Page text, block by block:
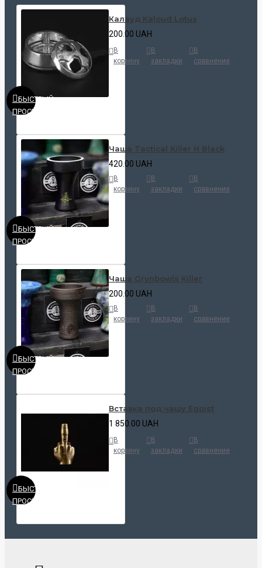
БЫСТРЫЙ
ПРОСМОТР
Калауд Kaloud Lotus
200.00 UAH
В
корзину
В
закладки
В
сравнение
БЫСТРЫЙ
ПРОСМОТР
Чаша Tactical Killer H Black
420.00 UAH
В
корзину
В
закладки
В
сравнение
БЫСТРЫЙ
ПРОСМОТР
Чаша Grynbowls Killer
200.00 UAH
В
корзину
В
закладки
В
сравнение
БЫСТРЫЙ
ПРОСМОТР
Вставка под чашу Egoist
1 850.00 UAH
В
корзину
В
закладки
В
сравнение